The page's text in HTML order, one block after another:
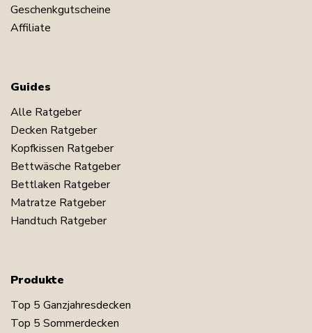
Geschenkgutscheine
Affiliate
Guides
Alle Ratgeber
Decken Ratgeber
Kopfkissen Ratgeber
Bettwäsche Ratgeber
Bettlaken Ratgeber
Matratze Ratgeber
Handtuch Ratgeber
Produkte
Top 5 Ganzjahresdecken
Top 5 Sommerdecken